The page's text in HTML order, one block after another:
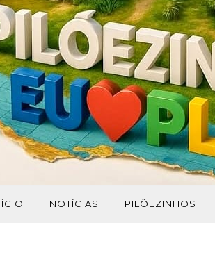
NOTÍCIAS PILÕEZINHOS